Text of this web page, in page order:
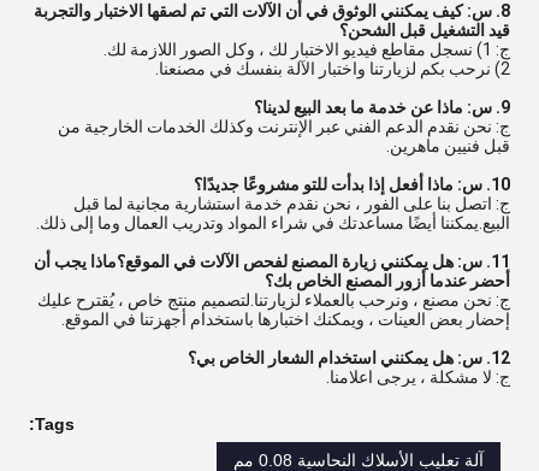
8. س: كيف يمكنني الوثوق في أن الآلات التي تم لصقها الاختبار والتجربة
قيد التشغيل قبل الشحن؟
ج: 1) نسجل مقاطع فيديو الاختبار لك ، وكل الصور اللازمة لك.
2) نرحب بكم لزيارتنا واختبار الآلة بنفسك في مصنعنا.
9. س: ماذا عن خدمة ما بعد البيع لدينا؟
ج: نحن نقدم الدعم الفني عبر الإنترنت وكذلك الخدمات الخارجية من
قبل فنيين ماهرين.
10. س: ماذا أفعل إذا بدأت للتو مشروعًا جديدًا؟
ج: اتصل بنا على الفور ، نحن نقدم خدمة استشارية مجانية لما قبل
البيع.يمكننا أيضًا مساعدتك في شراء المواد وتدريب العمال وما إلى ذلك.
11. س: هل يمكنني زيارة المصنع لفحص الآلات في الموقع؟ماذا يجب أن
أحضر عندما أزور المصنع الخاص بك؟
ج: نحن مصنع ، ونرحب بالعملاء لزيارتنا.لتصميم منتج خاص ، يُقترح عليك
إحضار بعض العينات ، ويمكنك اختبارها باستخدام أجهزتنا في الموقع.
12. س: هل يمكنني استخدام الشعار الخاص بي؟
ج: لا مشكلة ، يرجى اعلامنا.
Tags:
آلة تعليب الأسلاك النحاسية 0.08 مم